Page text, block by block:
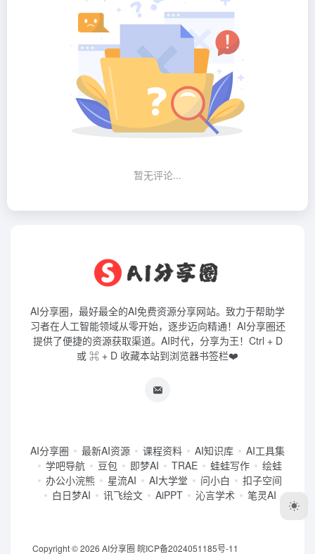
暂无评论...
AI分享圈，最好最全的AI免费资源分享网站。致力于帮助学
习者在人工智能领域从零开始，逐步迈向精通！AI分享圈还
提供了便捷的资源获取渠道。AI时代，分享为王！Ctrl + D
或 ⌘ + D 收藏本站到浏览器书签栏❤️
AI分享圈 最新AI资源 课程资料 AI知识库
AI工具集
学吧导航
豆包 即梦AI TRAE 蛙蛙写作
绘蛙
办公小浣熊
星流AI AI大学堂 问小白
扣子空间
白日梦AI
讯飞绘文 AiPPT 沁言学术 笔灵AI
Copyright © 2026 AI分享圈 皖ICP备2024051185号-11